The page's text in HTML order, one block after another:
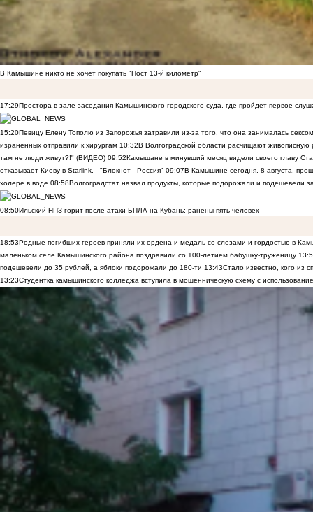
В Камышине никто не хочет покупать "Пост 13-й километр"
17:29Простора в зале заседания Камышинского городского суда, где пройдет первое
15:20Певицу Елену Тополю из Запорожья затравили из-за того, что она занималась
израненных отправили к хирургам 10:32В Волгоградской области расчищают
там не люди живут?!" (ВИДЕО) 09:52Камышане в минувший месяц видели своего главу
отказывает Киеву в Starlink, - "Блокнот - Россия" 09:07В Камышине сегодня, 8 августа,
холере в воде 08:58Волгоградстат назвал продукты, которые подорожали и подешевели
08:50Ильский НПЗ горит после атаки БПЛА на Кубань: ранены пять человек
18:53Родные погибших героев приняли их ордена и медаль со слезами и гордостью в
маленьком селе Камышинского района поздравили со 100-летием бабушку-труженицу
подешевели до 35 рублей, а яблоки подорожали до 180-ти 13:43Стало известно, кого из
13:23Студентка камышинского колледжа вступила в мошенническую схему с